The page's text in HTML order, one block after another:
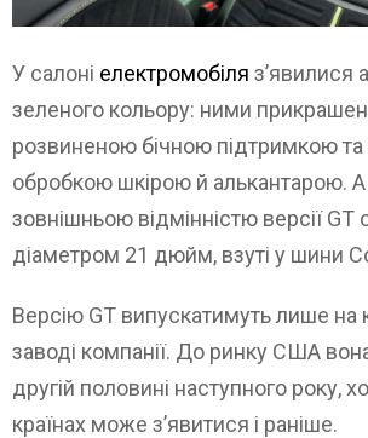
У салоні електромобіля з’явилися
зеленого кольору: ними
розвиненою бічною підтримкою
обробкою шкірою й алькантарою.
зовнішньою відмінністю версії GT
діаметром 21 дюйм, взуті у шини
Версію GT випускатимуть лише на
заводі компанії. До ринку США
другій половині наступного року,
країнах може з’явитися і раніше.